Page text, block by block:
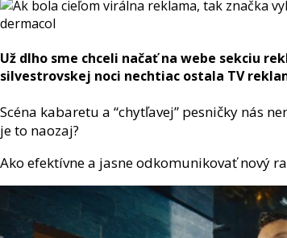
dermacol
Už dlho sme chceli načať na webe sekciu
silvestrovskej noci nechtiac ostala TV
Scéna kabaretu a “chytľavej” pesničky nás
je to naozaj?
Ako efektívne a jasne odkomunikovať nový